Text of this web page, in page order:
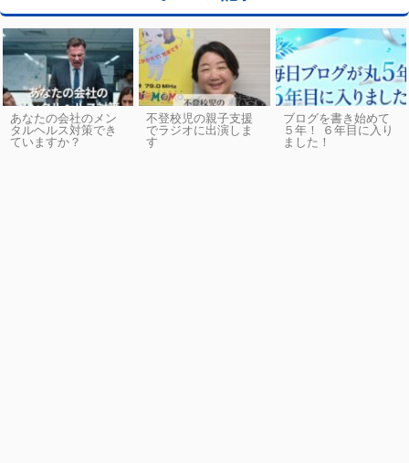
あなたの会社のメン
タルヘルス対策でき
ていますか？
不登校児の親子支援
でラジオに出演しま
す
ブログを書き始めて
５年！ ６年目に入り
ました！